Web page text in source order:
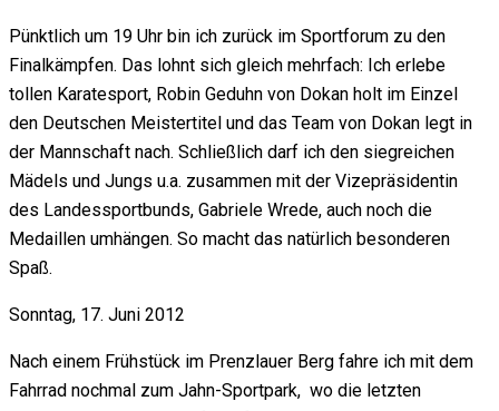
Pünktlich um 19 Uhr bin ich zurück im Sportforum zu den
Finalkämpfen. Das lohnt sich gleich mehrfach: Ich erlebe
tollen Karatesport, Robin Geduhn von Dokan holt im Einzel
den Deutschen Meistertitel und das Team von Dokan legt in
der Mannschaft nach. Schließlich darf ich den siegreichen
Mädels und Jungs u.a. zusammen mit der Vizepräsidentin
des Landessportbunds, Gabriele Wrede, auch noch die
Medaillen umhängen. So macht das natürlich besonderen
Spaß.
Sonntag, 17. Juni 2012
Nach einem Frühstück im Prenzlauer Berg fahre ich mit dem
Fahrrad nochmal zum Jahn-Sportpark, wo die letzten